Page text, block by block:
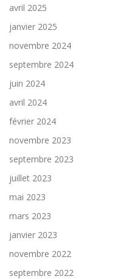
avril 2025
janvier 2025
novembre 2024
septembre 2024
juin 2024
avril 2024
février 2024
novembre 2023
septembre 2023
juillet 2023
mai 2023
mars 2023
janvier 2023
novembre 2022
septembre 2022